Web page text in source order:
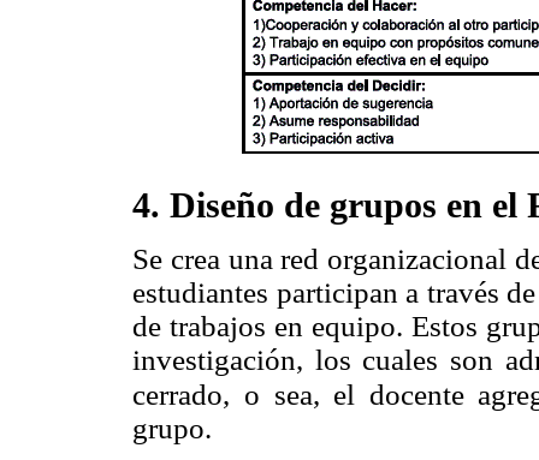
4. Diseño de grupos en el
Se crea una red organizacional
estudiantes participan a través
de trabajos en equipo. Estos
investigación, los cuales son
cerrado, o sea, el docente
grupo.